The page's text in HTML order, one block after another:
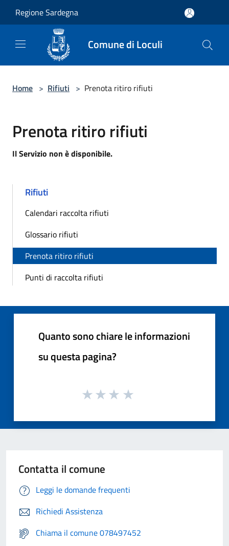
Regione Sardegna
Comune di Loculi
Home > Rifiuti > Prenota ritiro rifiuti
Prenota ritiro rifiuti
Il Servizio non è disponibile.
Rifiuti
Calendari raccolta rifiuti
Glossario rifiuti
Prenota ritiro rifiuti
Punti di raccolta rifiuti
Quanto sono chiare le informazioni
su questa pagina?
Contatta il comune
Leggi le domande frequenti
Richiedi Assistenza
Chiama il comune 078497452